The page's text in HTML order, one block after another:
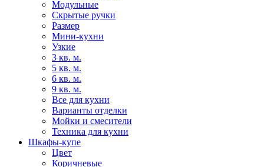
Модульные
Скрытые ручки
Размер
Мини-кухни
Узкие
3 кв. м.
5 кв. м.
6 кв. м.
9 кв. м.
Все для кухни
Варианты отделки
Мойки и смесители
Техника для кухни
Шкафы-купе
Цвет
Коричневые